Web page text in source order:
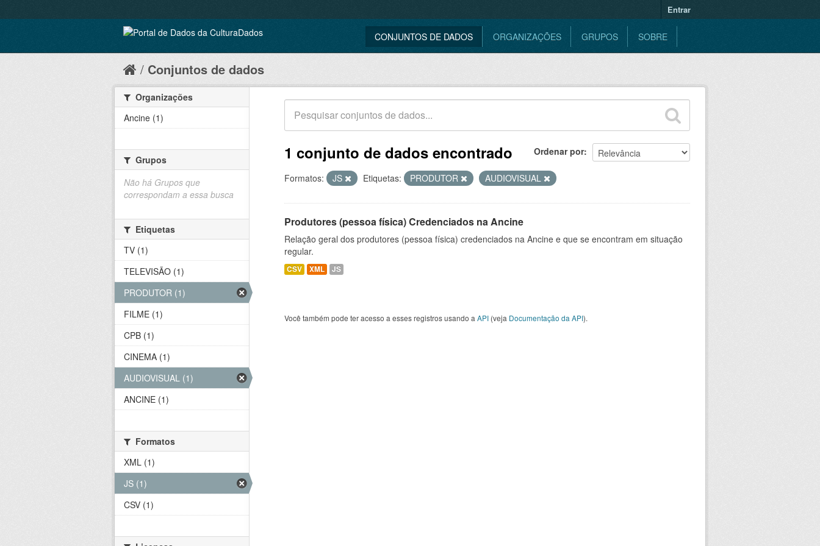
Entrar
CONJUNTOS DE DADOS ORGANIZAÇÕES GRUPOS SOBRE
Conjuntos de dados
Ordenar por
1 conjunto de dados encontrado
Formatos: JS Etiquetas: PRODUTOR AUDIOVISUAL
Produtores (pessoa física) Credenciados na Ancine
Relação geral dos produtores (pessoa física) credenciados na Ancine e que se encontram em situação
regular.
CSV XML JS
Você também pode ter acesso a esses registros usando a API (veja Documentação da API).
Organizações
Ancine (1)
Grupos
Não há Grupos que
correspondam a essa busca
Etiquetas
TV (1)
TELEVISÃO (1)
PRODUTOR (1)
FILME (1)
CPB (1)
CINEMA (1)
AUDIOVISUAL (1)
ANCINE (1)
Formatos
XML (1)
JS (1)
CSV (1)